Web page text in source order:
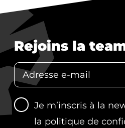
Rejoins la
Je m’inscris à la
la politique de